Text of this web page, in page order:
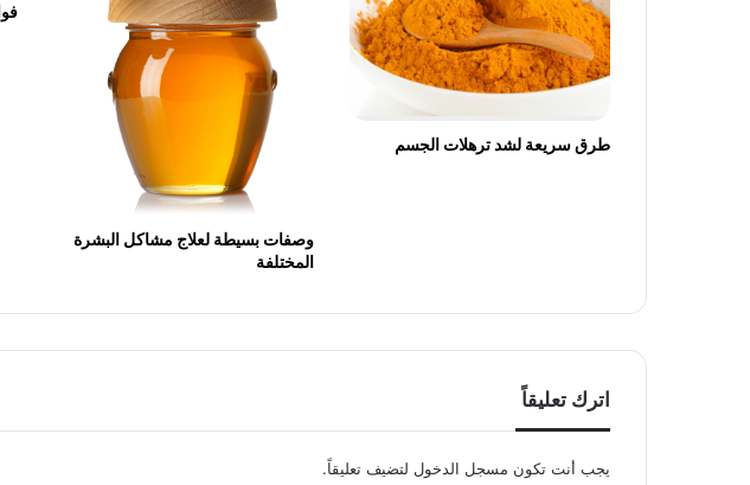
ما هى
طرق سريعة لشد ترهلات الجسم
وصفات بسيطة لعلاج مشاكل البشرة
المختلفة
اترك تعليقاً
يجب أنت تكون مسجل الدخول لتضيف تعليقاً.